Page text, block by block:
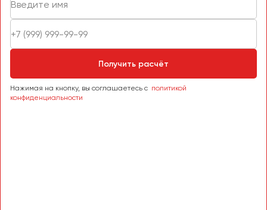
Получить расчёт
Нажимая на кнопку, вы соглашаетесь с политикой
конфиденциальности